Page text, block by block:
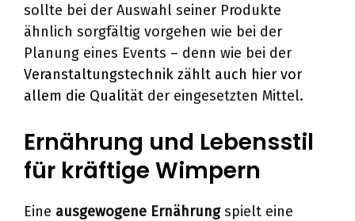
sollte bei der Auswahl seiner Produkte
ähnlich sorgfältig vorgehen wie bei der
Planung eines Events – denn wie bei der
Veranstaltungstechnik zählt auch hier vor
allem die Qualität der eingesetzten Mittel.
Ernährung und Lebensstil
für kräftige Wimpern
Eine ausgewogene Ernährungspielt eine